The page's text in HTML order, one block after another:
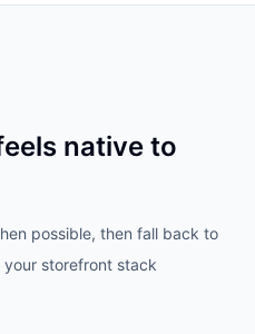
native to
possible, then fall back to
storefront stack